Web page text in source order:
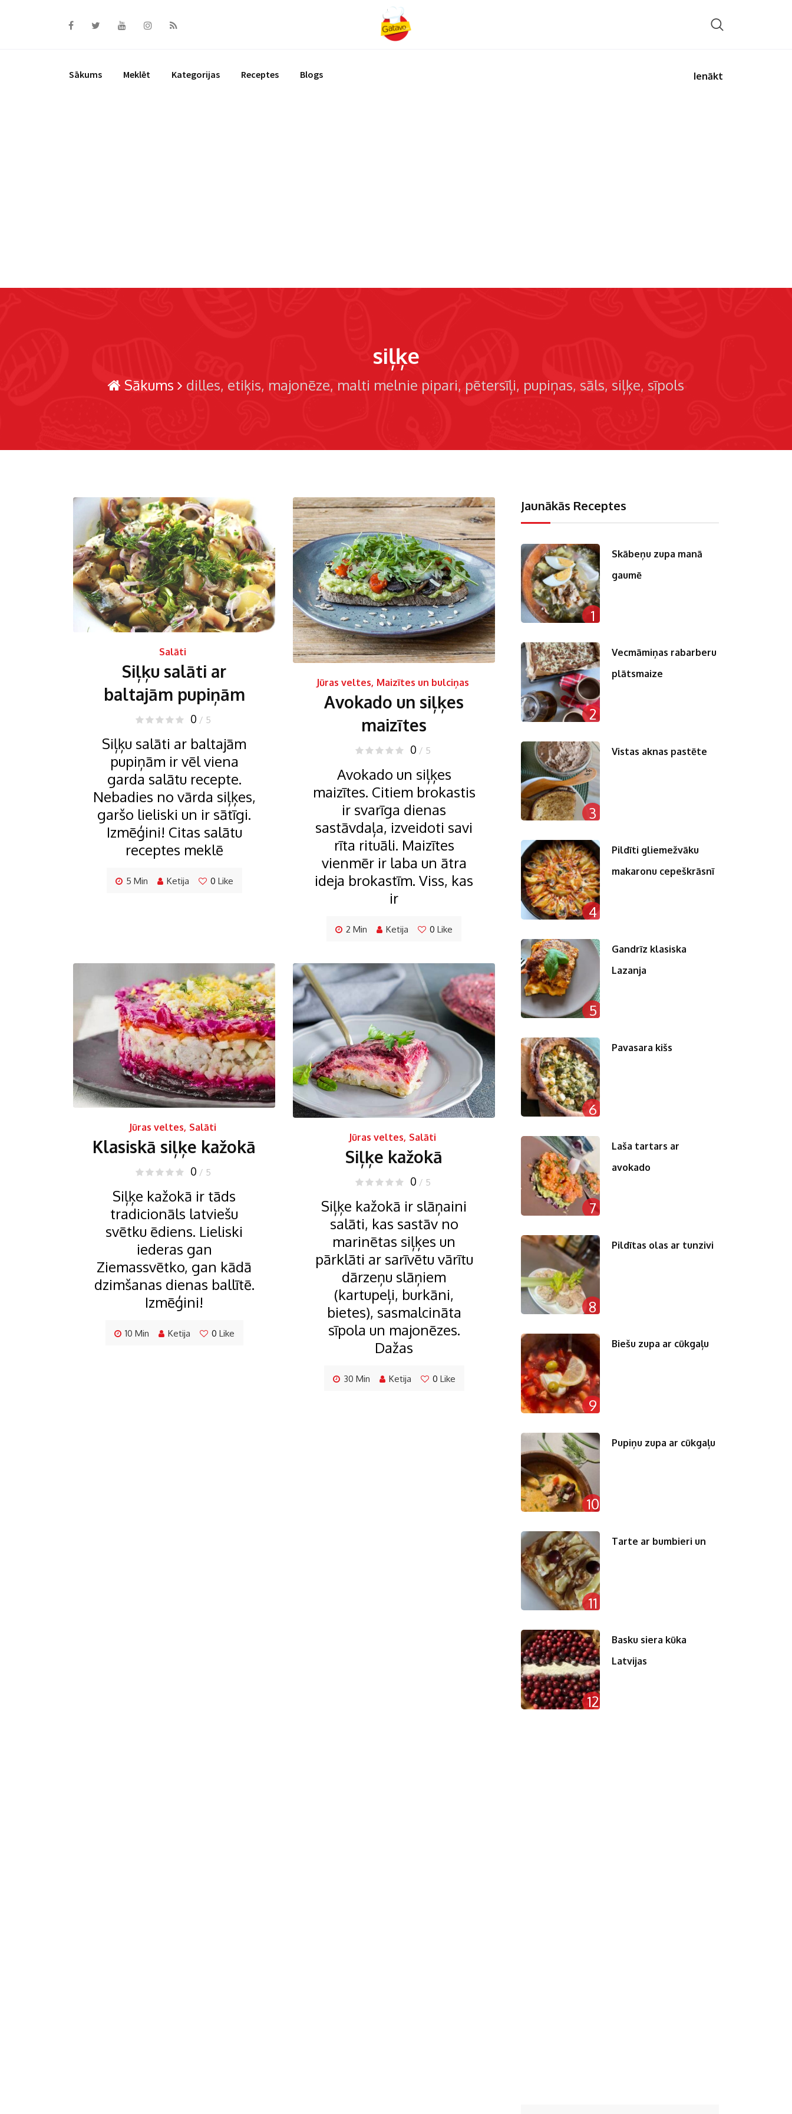
Sākums Meklēt Kategorijas Receptes Blogs Ienākt
siļķe
Sākums dilles etiķis majonēze malti melnie pipari pētersīļi pupiņas sāls siļķe sīpols
Salāti
Siļķu salāti ar
baltajām pupiņām
0 / 5
Siļķu salāti ar baltajām
pupiņām ir vēl viena
garda salātu recepte.
Nebadies no vārda siļķes,
garšo lieliski un ir sātīgi.
Izmēģini! Citas salātu
receptes meklē
5 Min Ketija 0 Like
Jūras veltes, Maizītes un bulciņas
Avokado un siļķes
maizītes
0 / 5
Avokado un siļķes
maizītes. Citiem brokastis
ir svarīga dienas
sastāvdaļa, izveidoti savi
rīta rituāli. Maizītes
vienmēr ir laba un ātra
ideja brokastīm. Viss, kas
ir
2 Min Ketija 0 Like
Jūras veltes, Salāti
Klasiskā siļķe kažokā
0 / 5
Siļķe kažokā ir tāds
tradicionāls latviešu
svētku ēdiens. Lieliski
iederas gan
Ziemassvētko, gan kādā
dzimšanas dienas ballītē.
Izmēģini!
10 Min Ketija 0 Like
Jūras veltes, Salāti
Siļķe kažokā
0 / 5
Siļķe kažokā ir slāņaini
salāti, kas sastāv no
marinētas siļķes un
pārklāti ar sarīvētu vārītu
dārzeņu slāņiem
(kartupeļi, burkāni,
bietes), sasmalcināta
sīpola un majonēzes.
Dažas
30 Min Ketija 0 Like
Jaunākās Receptes
1
Skābeņu zupa manā
gaumē
2
Vecmāmiņas rabarberu
plātsmaize
3
Vistas aknas pastēte
4
Pildīti gliemežvāku
makaronu cepeškrāsnī
5
Gandrīz klasiska
Lazanja
6
Pavasara kišs
7
Laša tartars ar
avokado
8
Pildītas olas ar tunzivi
9
Biešu zupa ar cūkgaļu
10
Pupiņu zupa ar cūkgaļu
11
Tarte ar bumbieri un
12
Basku siera kūka
Latvijas